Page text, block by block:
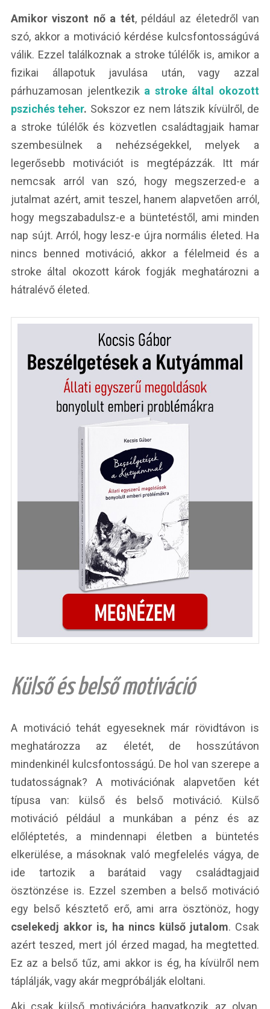
Amikor viszont nő a tét, például az életedről van
szó, akkor a motiváció kérdése kulcsfontosságúvá
válik. Ezzel találkoznak a stroke túlélők is, amikor a
fizikai állapotuk javulása után, vagy azzal
párhuzamosan jelentkezik a stroke által okozott
pszichés teher. Sokszor ez nem látszik kívülről, de
a stroke túlélők és közvetlen családtagjaik hamar
szembesülnek a nehézségekkel, melyek a
legerősebb motivációt is megtépázzák. Itt már
nemcsak arról van szó, hogy megszerzed-e a
jutalmat azért, amit teszel, hanem alapvetően arról,
hogy megszabadulsz-e a büntetéstől, ami minden
nap sújt. Arról, hogy lesz-e újra normális életed. Ha
nincs benned motiváció, akkor a félelmeid és a
stroke által okozott károk fogják meghatározni a
hátralévő életed.
Külső és belső motiváció
A motiváció tehát egyeseknek már rövidtávon is
meghatározza az életét, de hosszútávon
mindenkinél kulcsfontosságú. De hol van szerepe a
tudatosságnak? A motivációnak alapvetően két
típusa van: külső és belső motiváció. Külső
motiváció például a munkában a pénz és az
előléptetés, a mindennapi életben a büntetés
elkerülése, a másoknak való megfelelés vágya, de
ide tartozik a barátaid vagy családtagjaid
ösztönzése is. Ezzel szemben a belső motiváció
egy belső késztető erő, ami arra ösztönöz, hogy
cselekedj akkor is, ha nincs külső jutalom. Csak
azért teszed, mert jól érzed magad, ha megtetted.
Ez az a belső tűz, ami akkor is ég, ha kívülről nem
táplálják, vagy akár megpróbálják eloltani.
Aki csak külső motivációra hagyatkozik, az olyan,